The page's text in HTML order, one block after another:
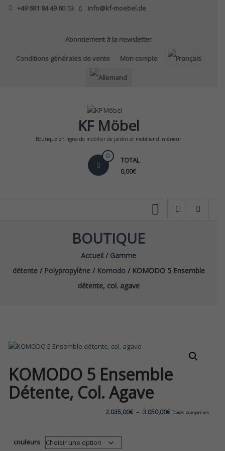
Skip
+49 681 84 49 60 13 info@kf-moebel.de
Abonnement à la newsletter
Conditions générales de vente Mon compte
KF Möbel
Boutique en ligne de mobilier de jardin et mobilier d'intérieur
0 TOTAL
0,00€
BOUTIQUE
Accueil / Gamme
détente/ Polypropylène/ Komodo/ KOMODO 5 Ensemble
détente, col. agave
KOMODO 5 Ensemble
Détente, Col. Agave
2.035,00€ – 3.050,00€Plage
Taxes comprises
couleurs